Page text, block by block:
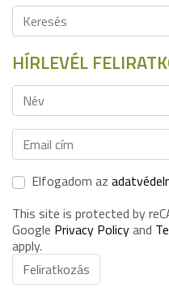
HÍRLEVÉL
Elfogadom az
This site is protected by
Google Privacy Policyand
apply.
Feliratkozás